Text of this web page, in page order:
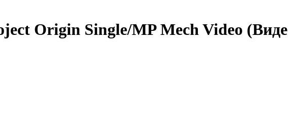
Origin Single/MP Mech Video